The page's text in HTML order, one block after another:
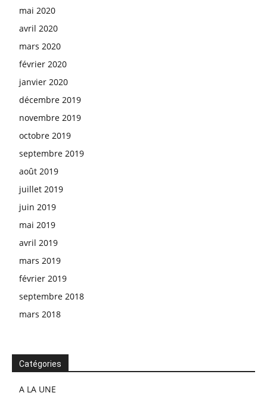
mai 2020
avril 2020
mars 2020
février 2020
janvier 2020
décembre 2019
novembre 2019
octobre 2019
septembre 2019
août 2019
juillet 2019
juin 2019
mai 2019
avril 2019
mars 2019
février 2019
septembre 2018
mars 2018
Catégories
A LA UNE